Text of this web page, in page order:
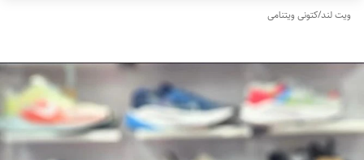
ویت لند/کتونی ویتنامی